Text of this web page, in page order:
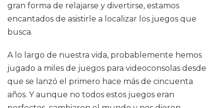
gran forma de relajarse y divertirse, estamos
encantados de asistirle a localizar los juegos que
busca.
A lo largo de nuestra vida, probablemente hemos
jugado a miles de juegos para videoconsolas desde
que se lanzó el primero hace más de cincuenta
años. Y aunque no todos estos juegos eran